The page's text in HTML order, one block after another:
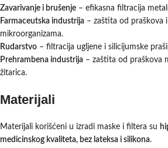
Zavarivanje i brušenje – efikasna filtracija
Farmaceutska industrija – zaštita od praškova
mikroorganizama.
Rudarstvo – filtracija ugljene i silicijumske
Prehrambena industrija – zaštita od praškova
žitarica.
Materijali
Materijali korišćeni u izradi maske i filtera su
medicinskog kvaliteta, bez lateksa i silikona.